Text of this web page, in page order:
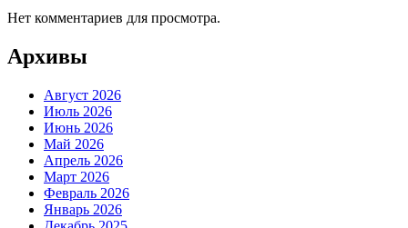
Нет комментариев для просмотра.
Архивы
Август 2026
Июль 2026
Июнь 2026
Май 2026
Апрель 2026
Март 2026
Февраль 2026
Январь 2026